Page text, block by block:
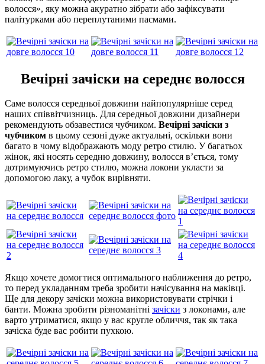
волосся», яку можна акуратно зібрати або зафіксувати
палітурками або переплутаними пасмами.
Вечірні зачіски на середнє волосся
Саме волосся середньої довжини найпопулярніше серед
наших співвітчизниць. Для середньої довжини дизайнери
рекомендують обзавестися чубчиком. Вечірні зачіски з
чубчиком в цьому сезоні дуже актуальні, оскільки вони
багато в чому відображають моду ретро стилю. У багатьох
жінок, які носять середню довжину, волосся в’ється, тому
дотримуючись ретро стилю, можна локони укласти за
допомогою лаку, а чубок вирівняти.
Якщо хочете домогтися оптимального наближення до ретро, ​​
то перед укладанням треба зробити начісування на маківці.
Ще для декору зачіски можна використовувати стрічки і
банти. Можна зробити різноманітні зачіски з локонами, але
варто утриматися, якщо у вас кругле обличчя, так як така
зачіска буде вас робити пухкою.